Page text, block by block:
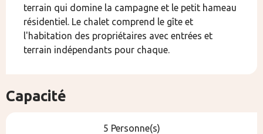
terrain qui domine la campagne et le petit hameau
résidentiel. Le chalet comprend le gîte et
l'habitation des propriétaires avec entrées et
terrain indépendants pour chaque.
Capacité
5 Personne(s)